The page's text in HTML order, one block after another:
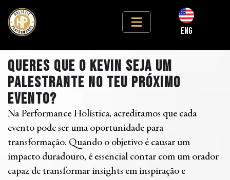
ENG
Queres que o Kevin seja um
palestrante no teu próximo
evento?
Na Performance Holística, acreditamos que cada
evento pode ser uma oportunidade para
transformação. Quando o objetivo é causar um
impacto duradouro, é essencial contar com um orador
capaz de transformar insights em inspiração e